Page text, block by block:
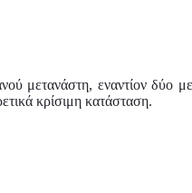
μετανάστη, εναντίον δύο
κρίσιμη κατάσταση.